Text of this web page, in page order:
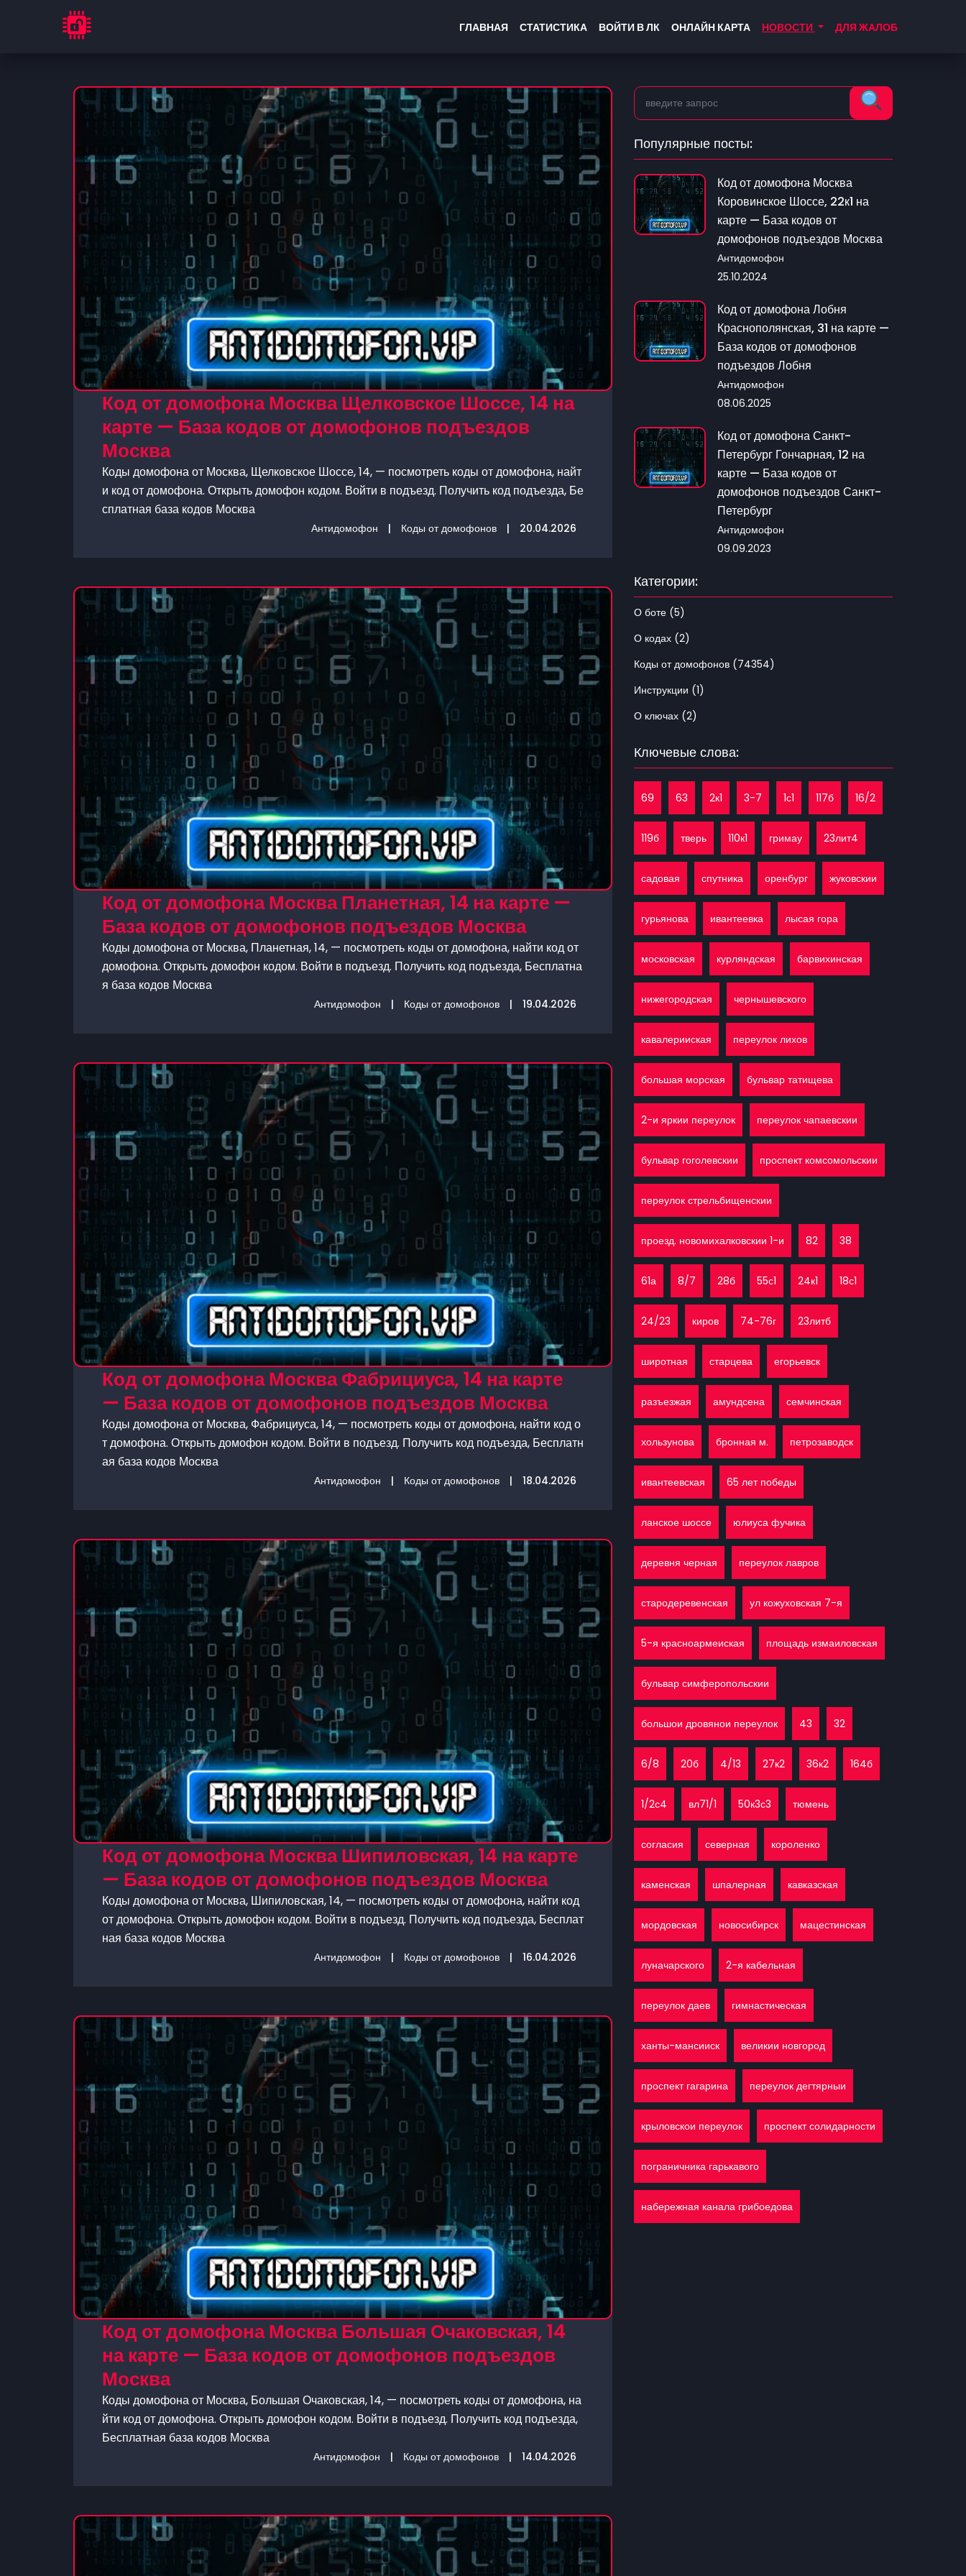
ГЛАВНАЯ СТАТИСТИКА ВОЙТИ В ЛК ОНЛАЙН КАРТА НОВОСТИ ДЛЯ ЖАЛОБ
Код от домофона Москва Щелковское Шоссе, 14 на
карте — База кодов от домофонов подъездов
Москва
Коды домофона от Москва, Щелковское Шоссе, 14, — посмотреть коды от домофона, найт
и код от домофона. Открыть домофон кодом. Войти в подъезд. Получить код подъезда, Бе
сплатная база кодов Москва
Антидомофон | Коды от домофонов | 20.04.2026
Код от домофона Москва Планетная, 14 на карте —
База кодов от домофонов подъездов Москва
Коды домофона от Москва, Планетная, 14, — посмотреть коды от домофона, найти код от
домофона. Открыть домофон кодом. Войти в подъезд. Получить код подъезда, Бесплатна
я база кодов Москва
Антидомофон | Коды от домофонов | 19.04.2026
Код от домофона Москва Фабрициуса, 14 на карте
— База кодов от домофонов подъездов Москва
Коды домофона от Москва, Фабрициуса, 14, — посмотреть коды от домофона, найти код о
т домофона. Открыть домофон кодом. Войти в подъезд. Получить код подъезда, Бесплатн
ая база кодов Москва
Антидомофон | Коды от домофонов | 18.04.2026
Код от домофона Москва Шипиловская, 14 на карте
— База кодов от домофонов подъездов Москва
Коды домофона от Москва, Шипиловская, 14, — посмотреть коды от домофона, найти код
от домофона. Открыть домофон кодом. Войти в подъезд. Получить код подъезда, Бесплат
ная база кодов Москва
Антидомофон | Коды от домофонов | 16.04.2026
Код от домофона Москва Большая Очаковская, 14
на карте — База кодов от домофонов подъездов
Москва
Коды домофона от Москва, Большая Очаковская, 14, — посмотреть коды от домофона, на
йти код от домофона. Открыть домофон кодом. Войти в подъезд. Получить код подъезда,
Бесплатная база кодов Москва
Антидомофон | Коды от домофонов | 14.04.2026
Популярные посты:
Код от домофона Москва
Коровинское Шоссе, 22к1 на
карте — База кодов от
домофонов подъездов Москва
Антидомофон
25.10.2024
Код от домофона Лобня
Краснополянская, 31 на карте —
База кодов от домофонов
подъездов Лобня
Антидомофон
08.06.2025
Код от домофона Санкт-
Петербург Гончарная, 12 на
карте — База кодов от
домофонов подъездов Санкт-
Петербург
Антидомофон
09.09.2023
Категории:
О боте (5)
О кодах (2)
Коды от домофонов (74354)
Инструкции (1)
О ключах (2)
Ключевые слова:
69 63 2к1 3-7 1с1 117б 16/2
119б тверь 110к1 гримау 23лит4
садовая спутника оренбург жуковскии
гурьянова ивантеевка лысая гора
московская курляндская барвихинская
нижегородская чернышевского
кавалерииская переулок лихов
большая морская бульвар татищева
2-и яркии переулок переулок чапаевскии
бульвар гоголевскии проспект комсомольскии
переулок стрельбищенскии
проезд. новомихалковскии 1-и 82 38
61а 8/7 28б 55с1 24к1 18с1
24/23 киров 74-76г 23литб
широтная старцева егорьевск
разъезжая амундсена семчинская
хользунова бронная м. петрозаводск
ивантеевская 65 лет победы
ланское шоссе юлиуса фучика
деревня черная переулок лавров
стародеревенская ул кожуховская 7-я
5-я красноармеиская площадь измаиловская
бульвар симферопольскии
большои дровянои переулок 43 32
6/8 20б 4/13 27к2 36к2 164б
1/2с4 вл71/1 50к3с3 тюмень
согласия северная короленко
каменская шпалерная кавказская
мордовская новосибирск мацестинская
луначарского 2-я кабельная
переулок даев гимнастическая
ханты-мансииск великии новгород
проспект гагарина переулок дегтярныи
крыловскои переулок проспект солидарности
пограничника гарькавого
набережная канала грибоедова